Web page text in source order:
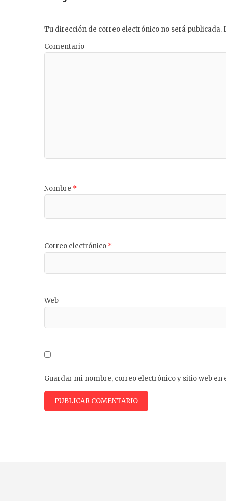
Tu dirección de correo electrónico no será publicada.
Comentario
Nombre *
Correo electrónico *
Web
Guardar mi nombre, correo electrónico y sitio web